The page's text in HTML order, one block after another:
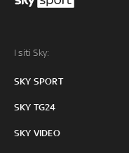
I siti Sky:
SKY SPORT
SKY TG24
SKY VIDEO